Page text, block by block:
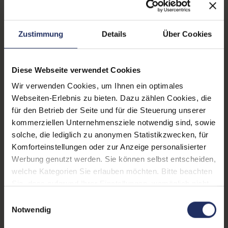
Zustimmung Details Über Cookies
Diese Webseite verwendet Cookies
Wir verwenden Cookies, um Ihnen ein optimales
Webseiten-Erlebnis zu bieten. Dazu zählen Cookies, die
für den Betrieb der Seite und für die Steuerung unserer
kommerziellen Unternehmensziele notwendig sind, sowie
solche, die lediglich zu anonymen Statistikzwecken, für
Komforteinstellungen oder zur Anzeige personalisierter
Werbung genutzt werden. Sie können selbst entscheiden,
welche Kategorien Sie erlauben möchten. Bitte beachten
Weitere Informationen finden Sie in
Notwendig
Workstation
Displayauflösung: 1920 x 1080 FHD
Displayart: Mattes Display
Prozessor:
Intel Core i7 10850H @
5,1 GHz
CPU Generation: 10
Prozessorkerne: 6
Datenspeicher: 500 GB SSD